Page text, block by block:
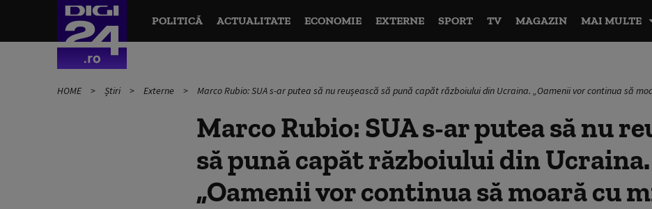
POLITICĂ ACTUALITATE ECONOMIE EXTERNE SPORT TV MAGAZIN MAI MULTE
HOME Știri Externe Marco Rubio: SUA s-ar putea să nu reușească să pună capăt războiului din Ucraina. „Oamenii vor continua să
Marco Rubio: SUA s-ar putea să nu
să pună capăt războiului din Ucraina.
„Oamenii vor continua să moară cu